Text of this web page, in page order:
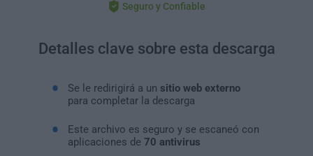
Seguro y Confiable
Detalles clave sobre esta descarga
Se le redirigirá a un sitio web externo
para completar la descarga
Este archivo es seguro y se escaneó con
aplicaciones de 70 antivirus